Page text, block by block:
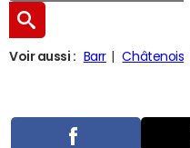
Voir aussi : Barr Châtenois